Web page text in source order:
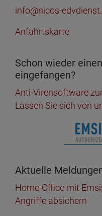
info@nicos-
Anfahrtskarte
Schon wieder
eingefangen?
Anti-Virensoftware
Lassen Sie sich von
Aktuelle
Home-Office mit
Angriffe absichern